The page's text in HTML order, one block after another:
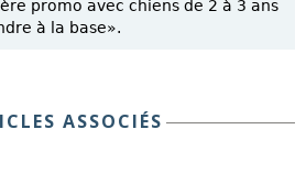
promo avec chiens de 2 à 3 ans
à la base».
ASSOCIÉS